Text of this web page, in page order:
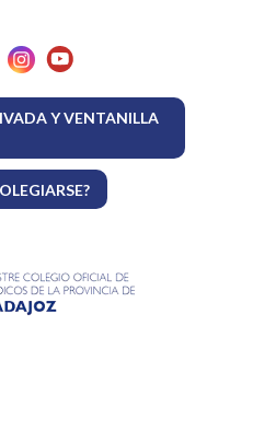
Y VENTANILLA